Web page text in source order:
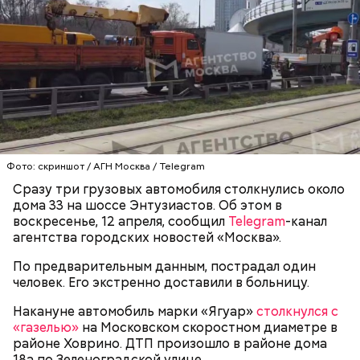
Фото: скриншот / АГН Москва / Telegram
Сразу три грузовых автомобиля столкнулись около
дома 33 на шоссе Энтузиастов. Об этом в
воскресенье, 12 апреля, сообщил Telegram-канал
агентства городских новостей «Москва».
По предварительным данным, пострадал один
человек. Его экстренно доставили в больницу.
Накануне автомобиль марки «Ягуар»столкнулся с
«газелью» на Московском скоростном диаметре в
районе Ховрино. ДТП произошло в районе дома
Родственники обналичивали деньги и возвращали
Блогеру грозило до семи лет лишения свободы.
— Мы съездили за витаминами, вернулись обратно,
поднялись домой. У него ухудшилось самочувствие
реанимировали, и там он скончался, — рассказывал
Миссюра на допросе.
Video
Видео: пресс-служба ГСУ СК по Московской области